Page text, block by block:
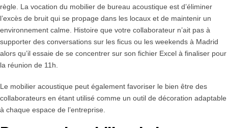
règle. La vocation du mobilier de bureau acoustique est d’éliminer
l’excès de bruit qui se propage dans les locaux et de maintenir un
environnement calme. Histoire que votre collaborateur n’ait pas à
supporter des conversations sur les ficus ou les weekends à Madrid
alors qu’il essaie de se concentrer sur son fichier Excel à finaliser pour
la réunion de 11h.
Le mobilier acoustique peut également favoriser le bien être des
collaborateurs en étant utilisé comme un outil de décoration adaptable
à chaque espace de l’entreprise.